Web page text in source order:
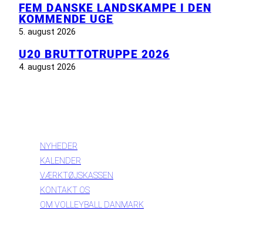
FEM DANSKE LANDSKAMPE I DEN
KOMMENDE UGE
5. august 2026
U20 BRUTTOTRUPPE 2026
4. august 2026
NYHEDER
KALENDER
VÆRKTØJSKASSEN
KONTAKT OS
OM VOLLEYBALL DANMARK